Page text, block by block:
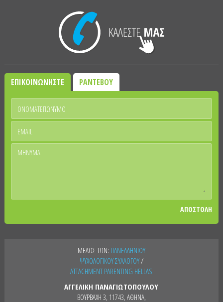
ΕΠΙΚΟΙΝΩΝΗΣΤΕ ΡΑΝΤΕΒΟΥ
ΑΠΟΣΤΟΛΗ
ΜΕΛΟΣ ΤΩΝ: ΠΑΝΕΛΛΗΝΙΟΥ
ΨΥΧΟΛΟΓΙΚΟΥ ΣΥΛΛΟΓΟΥ/
ATTACHMENT PARENTING HELLAS
ΑΓΓΕΛΙΚΗ ΠΑΝΑΓΙΩΤΟΠΟΥΛΟΥ
ΒΟΥΡΒΑΧΗ 3, 11743, ΑΘΗΝΑ,